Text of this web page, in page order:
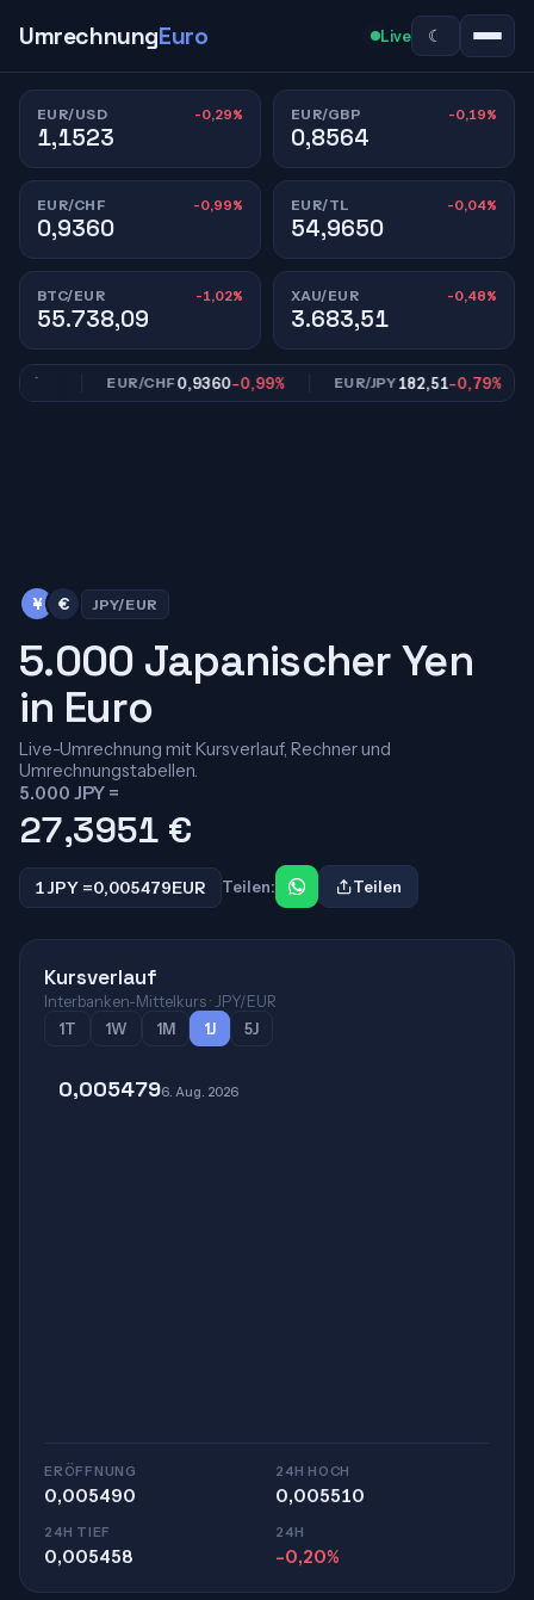
UmrechnungEuro Live ☾
EUR/USD -0,29%
1,1523
EUR/GBP -0,19%
0,8564
EUR/CHF -0,99%
0,9360
EUR/TL -0,04%
54,9650
BTC/EUR -1,02%
55.738,09
XAU/EUR -0,48%
3.683,51
EUR/CHF0,9360-0,99% EUR/JPY182,51-0,79%
¥ € JPY/EUR
5.000 Japanischer Yen
in Euro
Live-Umrechnung mit Kursverlauf, Rechner und
Umrechnungstabellen.
5.000 JPY =
27,3951 €
1 JPY =0,005479EUR Teilen: Teilen
Kursverlauf
Interbanken-Mittelkurs · JPY/EUR
1T
1W 1M 1J 5J
0,0054796. Aug. 2026
ERÖFFNUNG
0,005490
24H HOCH
0,005510
24H TIEF
0,005458
24H
-0,20%